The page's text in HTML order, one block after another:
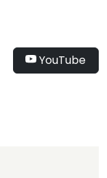
YouTube